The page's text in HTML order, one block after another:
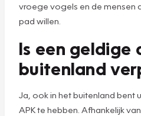
vroege vogels en de mensen
pad willen.
Is een geldige
buitenland
Ja, ook in het buitenland bent
APK te hebben. Afhankelijk